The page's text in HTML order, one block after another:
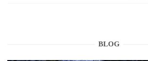
BLOG